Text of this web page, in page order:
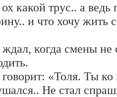
какой трус.. а ведь
и что хочу жить
когда смены не
«Толя. Ты
Не стал